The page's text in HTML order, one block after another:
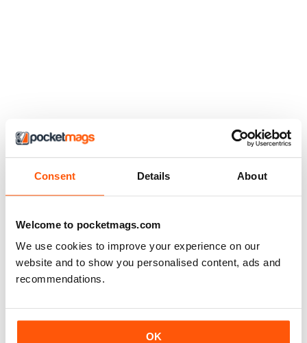
Consent Details About
Welcome to pocketmags.com
We use cookies to improve your experience on our
website and to show you personalised content, ads and
recommendations.
OK